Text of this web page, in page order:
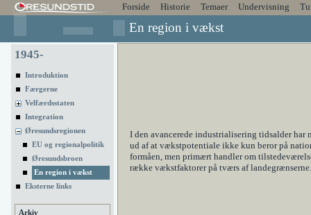
Forside Historie Temaer Undervisning
En region i vækst
1945-
Introduktion
Færgerne
Velfærdsstaten
Integration
Øresundsregionen
EU og regionalpolitik
Øresundsbroen
En region i vækst
Eksterne links
Arkiv
I den avancerede industrialisering tidsalder har
ud af at vækstpotentiale ikke kun beror på
formåen, men primært handler om
række vækstfaktorer på tværs af landegrænserne.